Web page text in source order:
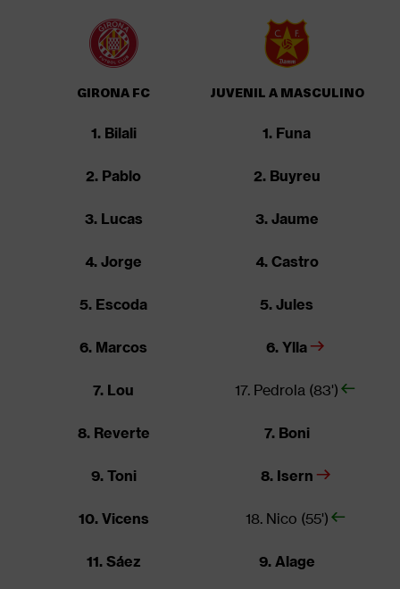
GIRONA FC
1. Bilali
2. Pablo
3. Lucas
4. Jorge
5. Escoda
6. Marcos
7. Lou
8. Reverte
9. Toni
10. Vicens
11. Sáez
JUVENIL A MASCULINO
1. Funa
2. Buyreu
3. Jaume
4. Castro
5. Jules
6. Ylla
17. Pedrola (83')
7. Boni
8. Isern
18. Nico (55')
9. Alage